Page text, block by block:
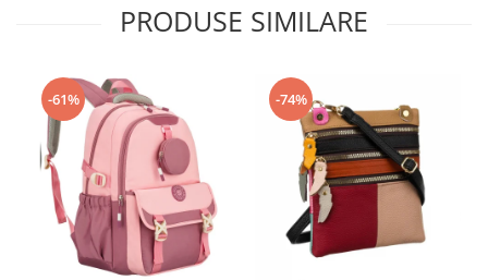
PRODUSE SIMILARE
-61% -74%